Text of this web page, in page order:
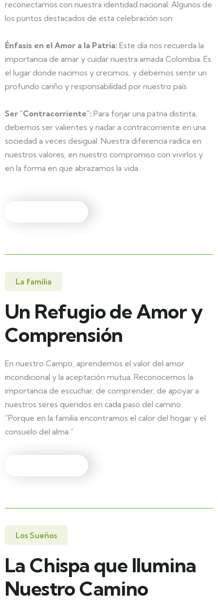
reconectamos con nuestra identidad nacional. Algunos de
los puntos destacados de esta celebración son:
Énfasis en el Amor a la Patria: Este día nos recuerda la
importancia de amar y cuidar nuestra amada Colombia. Es
el lugar donde nacimos y crecimos, y debemos sentir un
profundo cariño y responsabilidad por nuestro país
Ser "Contracorriente": Para forjar una patria distinta,
debemos ser valientes y nadar a contracorriente en una
sociedad a veces desigual. Nuestra diferencia radica en
nuestros valores, en nuestro compromiso con vivirlos y
en la forma en que abrazamos la vida.
La familia
Un Refugio de Amor y
Comprensión
En nuestro Campo, aprendemos el valor del amor
incondicional y la aceptación mutua. Reconocemos la
importancia de escuchar, de comprender, de apoyar a
nuestros seres queridos en cada paso del camino.
“Porque en la familia encontramos el calor del hogar y el
consuelo del alma.”
Los Sueños
La Chispa que Ilumina
Nuestro Camino